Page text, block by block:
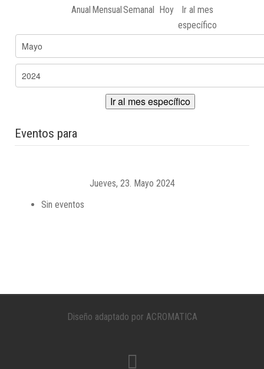
Anual MensualSemanal Hoy
Ir al mes
específico
Ir al mes específico
Eventos para
Jueves, 23. Mayo 2024
Sin eventos
Diseño adaptado por ACROMATICA